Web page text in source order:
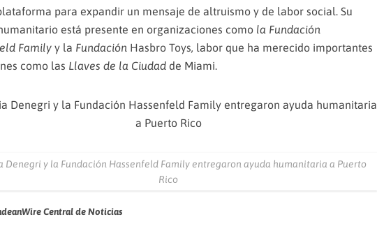
para expandir un mensaje de altruismo y de labor social. Su
está presente en organizaciones como la Fundación
Family y la Fundación Hasbro Toys, labor que ha merecido importantes
como las Llaves de la Ciudad de Miami.
Denegri y la Fundación Hassenfeld Family entregaron ayuda humanitaria a Puerto
Rico
Central de Noticias